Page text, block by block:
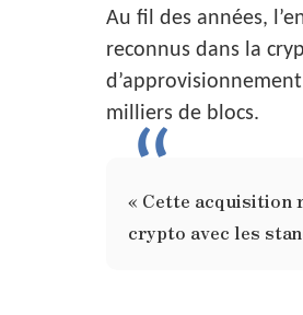
Au fil des années,
reconnus dans la
milliers de blocs.
« Cette acquisition
crypto avec les